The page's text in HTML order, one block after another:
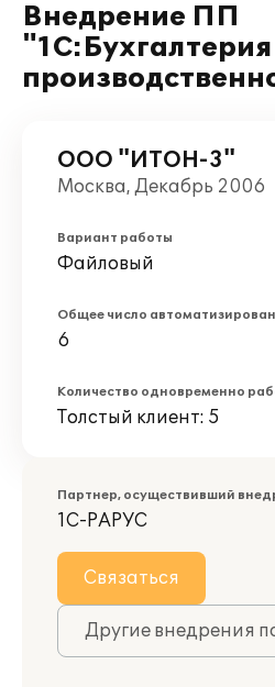
Внедрение ПП
ООО "ИТОН-3"
Москва, Декабрь 2006
Вариант работы
Файловый
Общее число
6
Количество одновременно
Толстый клиент: 5
Партнер, осуществивший
1С-РАРУС
Связаться
Другие внедрения